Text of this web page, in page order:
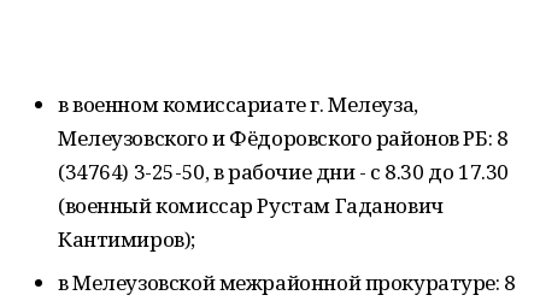
в военном комиссариате г. Мелеуза,
Мелеузовского и Фёдоровского районов РБ: 8
(34764) 3-25-50, в рабочие дни - с 8.30 до 17.30
(военный комиссар Рустам Гаданович
Кантимиров);
в Мелеузовской межрайонной прокуратуре: 8